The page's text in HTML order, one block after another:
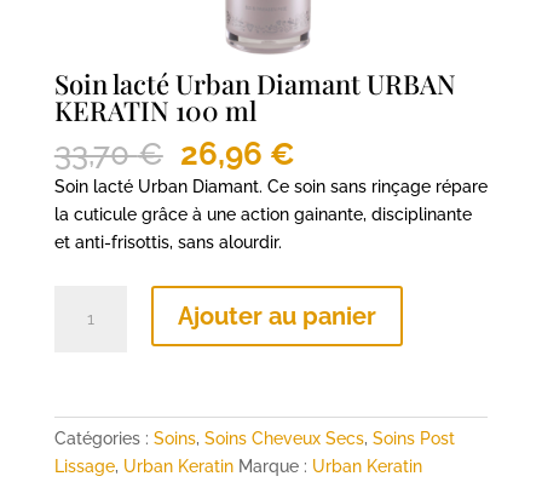
Soin lacté Urban Diamant URBAN
KERATIN 100 ml
33,70€ Le
prix
initial
était :
26,96 €Le
prix
actuel
est :
Soin lacté Urban Diamant. Ce soin sans rinçage répare
la cuticule grâce à une action gainante, disciplinante
et anti-frisottis, sans alourdir.
Diamant
URBAN
Ajouter au panier
Catégories : Soins, Soins Cheveux Secs, Soins Post
Lissage, Urban Keratin Marque : Urban Keratin